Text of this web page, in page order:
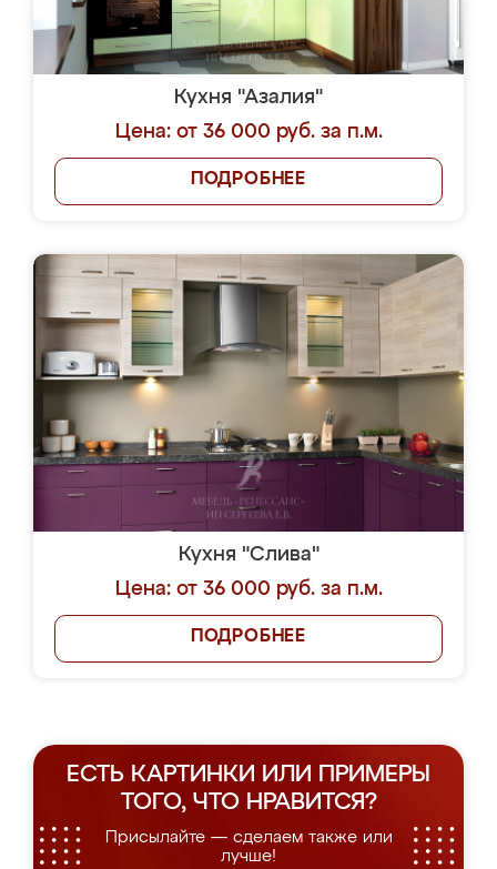
Кухня "Азалия"
Цена: от 36 000 руб. за п.м.
ПОДРОБНЕЕ
Кухня "Слива"
Цена: от 36 000 руб. за п.м.
ПОДРОБНЕЕ
ЕСТЬ КАРТИНКИ ИЛИ ПРИМЕРЫ
ТОГО, ЧТО НРАВИТСЯ?
Присылайте — сделаем также или
лучше!